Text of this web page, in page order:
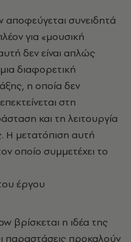
αποφεύγεται συνειδητά
για «μουσική
δεν είναι απλώς
διαφορετική
η οποία δεν
στη
και τη λειτουργία
Η μετατόπιση αυτή
οποίο συμμετέχει το
έργου
βρίσκεται η ιδέα της
παραστάσεις προκαλούν